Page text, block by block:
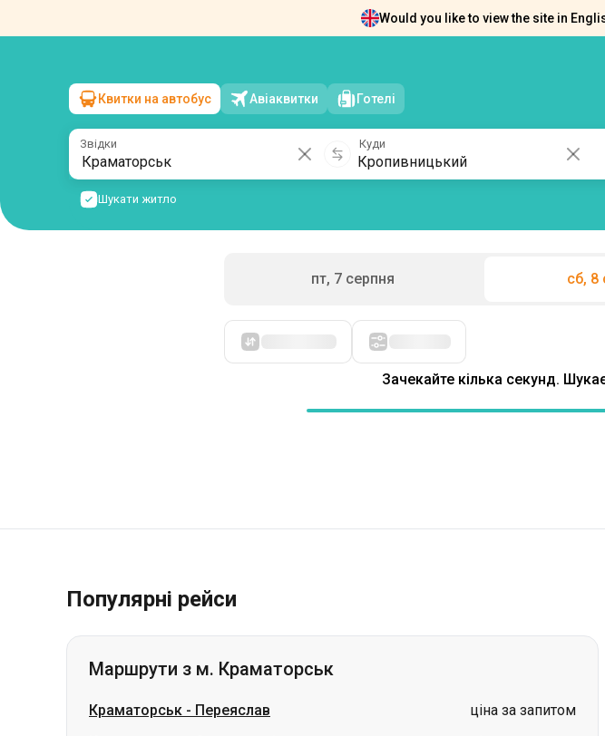
Would you like to view the site in
Краматорськ →Кропивницький
сб, 8 серпня/1 пасажир
Квитки на автобус Авіаквитки Готелі
Звідки Куди
Шукати житло
пт, 7 серпня сб, 8
Спочатку дешеві
Краматорськ
Краматорськ - Біла Церква
Краматорськ-Ужгород
ціна за запитом